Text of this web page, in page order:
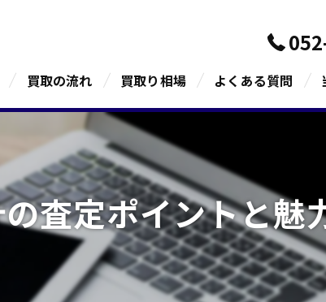
買取の流れ 買取り相場 よくある質問
査定ポイントと魅